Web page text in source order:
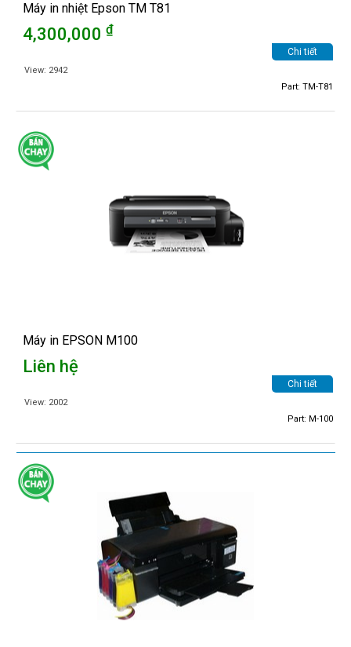
Máy in nhiệt Epson TM T81
4,300,000 ₫
Chi tiết
View: 2942
Part: TM-T81
Máy in EPSON M100
Liên hệ
Chi tiết
View: 2002
Part: M-100